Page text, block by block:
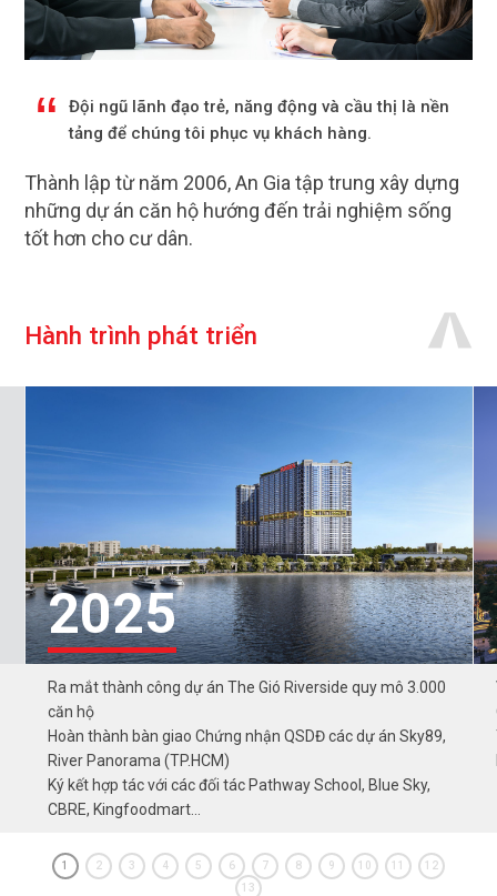
Đội ngũ lãnh đạo trẻ, năng động và cầu thị là nền
tảng để chúng tôi phục vụ khách hàng.
Thành lập từ năm 2006, An Gia tập trung xây dựng
những dự án căn hộ hướng đến trải nghiệm sống
tốt hơn cho cư dân.
Hành trình phát triển
2025
Ra mắt thành công dự án The Gió Riverside quy mô 3.000
căn hộ
Hoàn thành bàn giao Chứng nhận QSDĐ các dự án Sky89,
River Panorama (TP.HCM)
Ký kết hợp tác với các đối tác Pathway School, Blue Sky,
CBRE, Kingfoodmart...
1 2 3 4 5 6 7 8 9 10
12
13